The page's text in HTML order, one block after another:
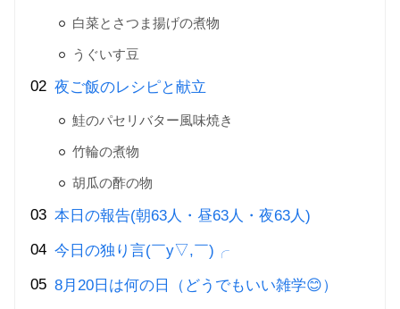
白菜とさつま揚げの煮物
うぐいす豆
夜ご飯のレシピと献立
鮭のパセリバター風味焼き
竹輪の煮物
胡瓜の酢の物
本日の報告(朝63人・昼63人・夜63人)
今日の独り言(￣y▽,￣)╭
8月20日は何の日（どうでもいい雑学😊）